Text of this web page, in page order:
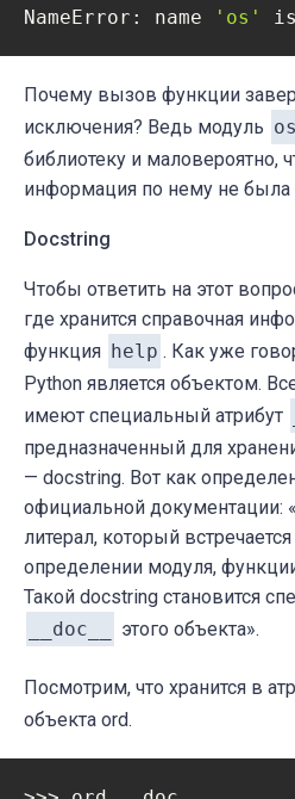
NameError: name
'os'
Почему вызов функции
исключения? Ведь модуль os
библиотеку и маловероятно,
информация по нему не была
Docstring
Чтобы ответить на этот
где хранится справочная
функция help . Как уже
Python является объектом.
имеют специальный атрибут
предназначенный для
— docstring. Вот как
официальной документации:
литерал, который
определении модуля,
Такой docstring становится
__doc__
этого объекта».
Посмотрим, что хранится в
объекта ord.